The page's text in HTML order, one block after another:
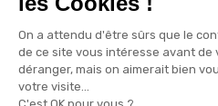
sont fabriqués en France et en
permet de trouver un goodies
communication. Des produits
bonnes conditions et un impact